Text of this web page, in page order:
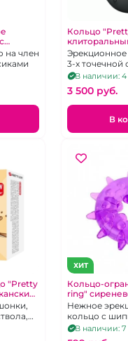
на член
Кольцо
3-х точечной
черного
В наличии: 4
3 500 pуб.
В
"Pretty
ХИТ
Кольцо-
ring"
Нежное
кольцо с
В наличии: 7